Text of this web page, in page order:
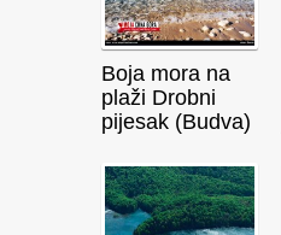
Boja mora na
plaži Drobni
pijesak (Budva)